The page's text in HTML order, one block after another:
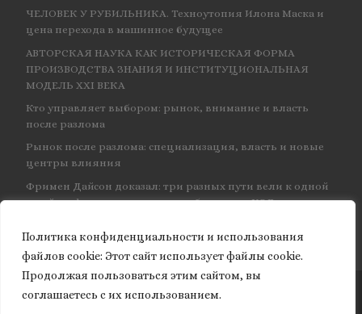
Политика конфиденциальности и использования
файлов сookie: Этот сайт использует файлы cookie.
Продолжая пользоваться этим сайтом, вы
соглашаетесь с их использованием.
ЧЕЛОВЕК У РУБИЛЬНИКА. Техноутопия Илона Маска и
цена перехода в машинное будущее
АВТОРСКАЯ НАУКА КАК ИСТОРИЧЕСКАЯ ФОРМА
ПРОИЗВОДСТВА ЗНАНИЯ И ИНСТИТУЦИОНАЛЬНАЯ
МОДЕЛЬ XXI ВЕКА
Кто управляет выбором: рынок, внимание и власть
после разлома
Рынок после разлома: специализация, власть и новые
центры влияния
Фримен Дайсон доказал: три разных пути вели к одной
и той же физике — и навсегда объединил КЭД
© 2026Granite of science– Все права защищены